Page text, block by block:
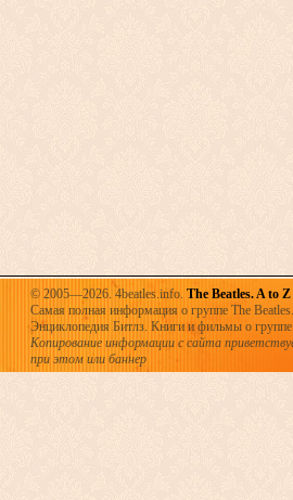
© 2005—2026. 4beatles.info. The Beatles. A to
Самая полная информация о группе The
Энциклопедия Битлз. Книги и фильмы о
Копирование информации с сайта
при этом или баннер